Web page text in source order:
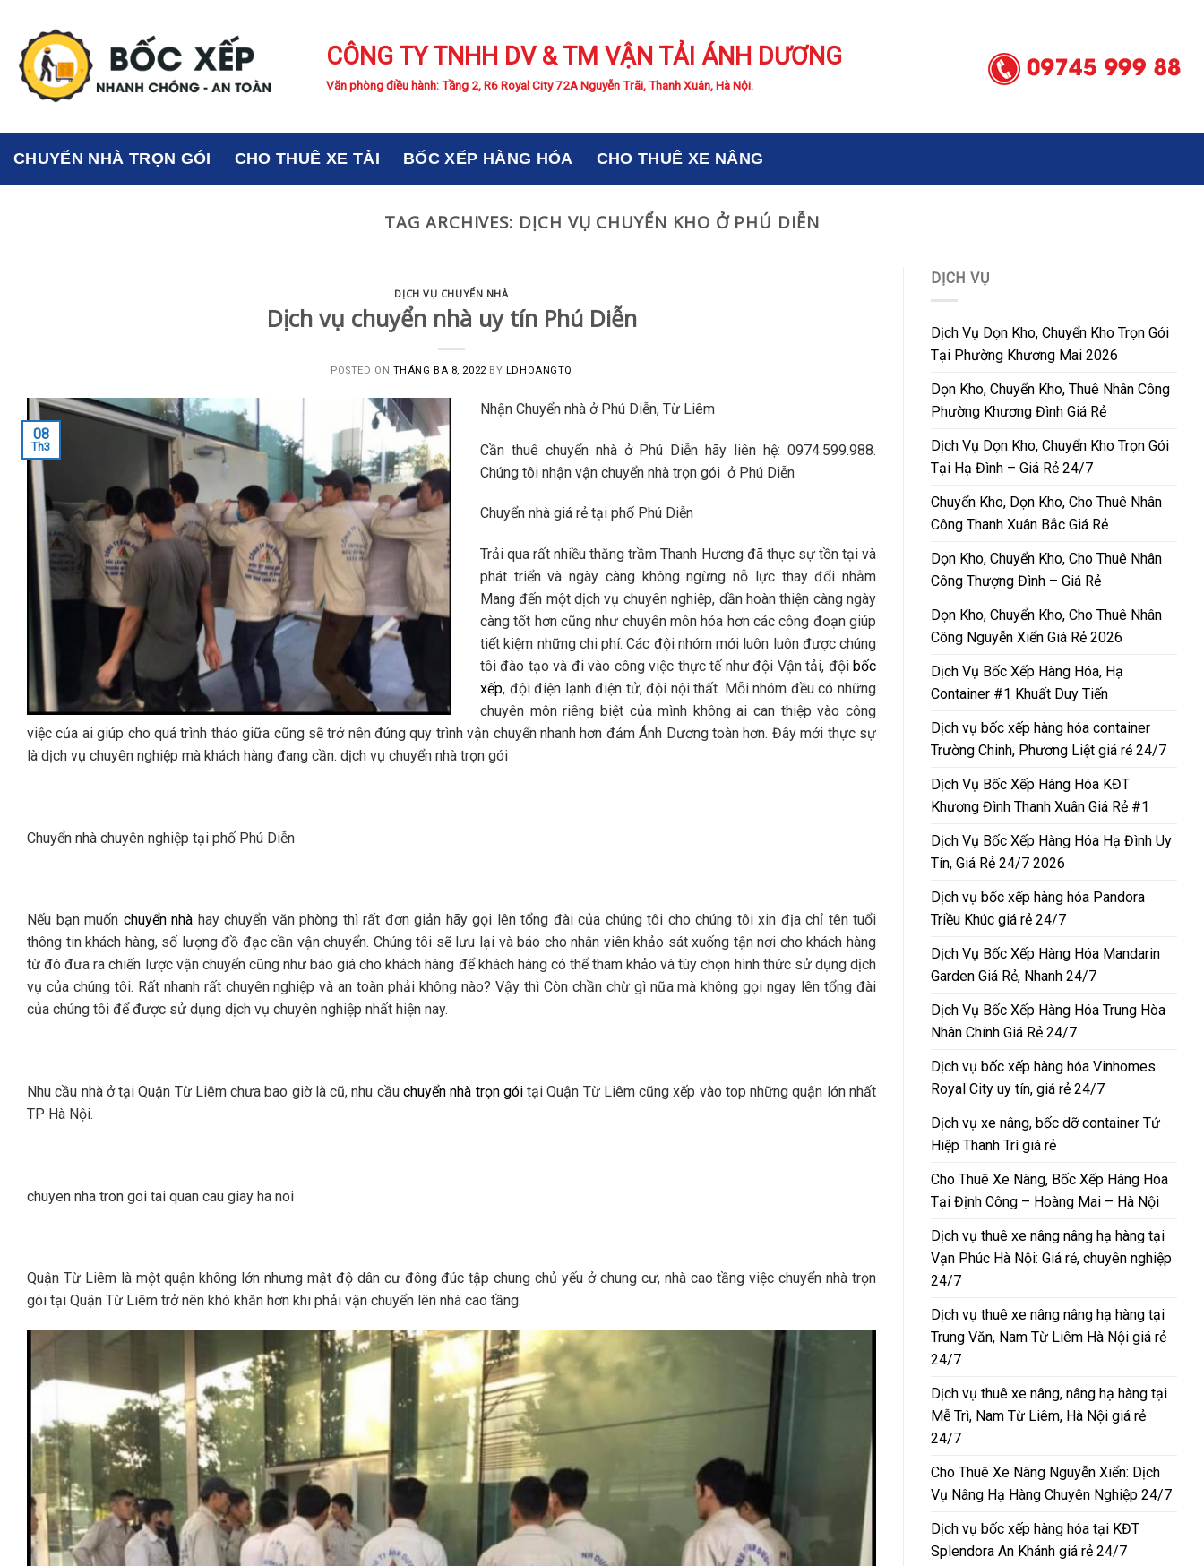
content
CÔNG TY TNHH DV & TM VẬN TẢI ÁNH DƯƠNG
Văn phòng điều hành: Tầng 2, R6 Royal City 72A Nguyễn Trãi, Thanh Xuân, Hà Nội.
CHUYỂN NHÀ TRỌN GÓI CHO THUÊ XE TẢI BỐC XẾP HÀNG HÓA CHO THUÊ XE NÂNG
TAG ARCHIVES: DỊCH VỤ CHUYỂN KHO Ở PHÚ DIỄN
DỊCH VỤ CHUYỂN NHÀ
Dịch vụ chuyển nhà uy tín Phú Diễn
POSTED ON THÁNG BA 8, 2022BY LDHOANGTQ
08
Th3
Nhận Chuyển nhà ở Phú Diễn, Từ Liêm
Cần thuê chuyển nhà ở Phú Diễn hãy liên hệ: 0974.599.988.
Chúng tôi nhận vận chuyển nhà trọn gói ở Phú Diễn
Chuyển nhà giá rẻ tại phố Phú Diễn
Trải qua rất nhiều thăng trầm Thanh Hương đã thực sự tồn tại và
phát triển và ngày càng không ngừng nỗ lực thay đổi nhằm
Mang đến một dịch vụ chuyên nghiệp, dần hoàn thiện càng ngày
càng tốt hơn cũng như chuyên môn hóa hơn các công đoạn giúp
tiết kiệm những chi phí. Các đội nhóm mới luôn luôn được chúng
tôi đào tạo và đi vào công việc thực tế như đội Vận tải, đội bốc
xếp, đội điện lạnh điện tử, đội nội thất. Mỗi nhóm đều có những
chuyên môn riêng biệt của mình không ai can thiệp vào công
việc của ai giúp cho quá trình tháo giữa cũng sẽ trở nên đúng quy trình vận chuyển nhanh hơn đảm Ánh Dương toàn hơn. Đây mới thực sự
là dịch vụ chuyên nghiệp mà khách hàng đang cần. dịch vụ chuyển nhà trọn gói
Chuyển nhà chuyên nghiệp tại phố Phú Diễn
Nếu bạn muốn chuyển nhà hay chuyển văn phòng thì rất đơn giản hãy gọi lên tổng đài của chúng tôi cho chúng tôi xin địa chỉ tên tuổi
thông tin khách hàng, số lượng đồ đạc cần vận chuyển. Chúng tôi sẽ lưu lại và báo cho nhân viên khảo sát xuống tận nơi cho khách hàng
từ đó đưa ra chiến lược vận chuyển cũng như báo giá cho khách hàng để khách hàng có thể tham khảo và tùy chọn hình thức sử dụng dịch
vụ của chúng tôi. Rất nhanh rất chuyên nghiệp và an toàn phải không nào? Vậy thì Còn chần chừ gì nữa mà không gọi ngay lên tổng đài
của chúng tôi để được sử dụng dịch vụ chuyên nghiệp nhất hiện nay.
Nhu cầu nhà ở tại Quận Từ Liêm chưa bao giờ là cũ, nhu cầu chuyển nhà trọn góitại Quận Từ Liêm cũng xếp vào top những quận lớn nhất
TP Hà Nội.
chuyen nha tron goi tai quan cau giay ha noi
Quận Từ Liêm là một quận không lớn nhưng mật độ dân cư đông đúc tập chung chủ yếu ở chung cư, nhà cao tầng việc chuyển nhà trọn
gói tại Quận Từ Liêm trở nên khó khăn hơn khi phải vận chuyển lên nhà cao tầng.
DỊCH VỤ
Dịch Vụ Dọn Kho, Chuyển Kho Trọn Gói
Tại Phường Khương Mai 2026
Dọn Kho, Chuyển Kho, Thuê Nhân Công
Phường Khương Đình Giá Rẻ
Dịch Vụ Dọn Kho, Chuyển Kho Trọn Gói
Tại Hạ Đình – Giá Rẻ 24/7
Chuyển Kho, Dọn Kho, Cho Thuê Nhân
Công Thanh Xuân Bắc Giá Rẻ
Dọn Kho, Chuyển Kho, Cho Thuê Nhân
Công Thượng Đình – Giá Rẻ
Dọn Kho, Chuyển Kho, Cho Thuê Nhân
Công Nguyễn Xiển Giá Rẻ 2026
Dịch Vụ Bốc Xếp Hàng Hóa, Hạ
Container #1 Khuất Duy Tiến
Dịch vụ bốc xếp hàng hóa container
Trường Chinh, Phương Liệt giá rẻ 24/7
Dịch Vụ Bốc Xếp Hàng Hóa KĐT
Khương Đình Thanh Xuân Giá Rẻ #1
Dịch Vụ Bốc Xếp Hàng Hóa Hạ Đình Uy
Tín, Giá Rẻ 24/7 2026
Dịch vụ bốc xếp hàng hóa Pandora
Triều Khúc giá rẻ 24/7
Dịch Vụ Bốc Xếp Hàng Hóa Mandarin
Garden Giá Rẻ, Nhanh 24/7
Dịch Vụ Bốc Xếp Hàng Hóa Trung Hòa
Nhân Chính Giá Rẻ 24/7
Dịch vụ bốc xếp hàng hóa Vinhomes
Royal City uy tín, giá rẻ 24/7
Dịch vụ xe nâng, bốc dỡ container Tứ
Hiệp Thanh Trì giá rẻ
Cho Thuê Xe Nâng, Bốc Xếp Hàng Hóa
Tại Định Công – Hoàng Mai – Hà Nội
Dịch vụ thuê xe nâng nâng hạ hàng tại
Vạn Phúc Hà Nội: Giá rẻ, chuyên nghiệp
24/7
Dịch vụ thuê xe nâng nâng hạ hàng tại
Trung Văn, Nam Từ Liêm Hà Nội giá rẻ
24/7
Dịch vụ thuê xe nâng, nâng hạ hàng tại
Mễ Trì, Nam Từ Liêm, Hà Nội giá rẻ
24/7
Cho Thuê Xe Nâng Nguyễn Xiển: Dịch
Vụ Nâng Hạ Hàng Chuyên Nghiệp 24/7
Dịch vụ bốc xếp hàng hóa tại KĐT
Splendora An Khánh giá rẻ 24/7